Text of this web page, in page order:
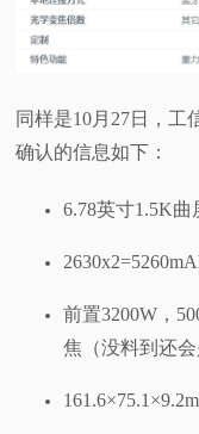
同样是10月27日，工
确认的信息如下：
6.78英寸1.5K曲
前置3200W，
焦（没料到还会